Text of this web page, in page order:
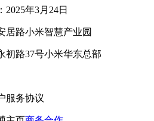
2025年3月24日
居路小米智慧产业园
初路37号小米华东总部
服务协议